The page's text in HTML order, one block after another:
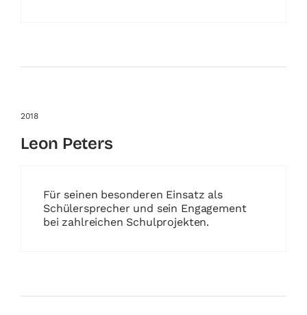
2018
Leon Peters
Für seinen besonderen Einsatz als
Schülersprecher und sein Engagement
bei zahlreichen Schulprojekten.